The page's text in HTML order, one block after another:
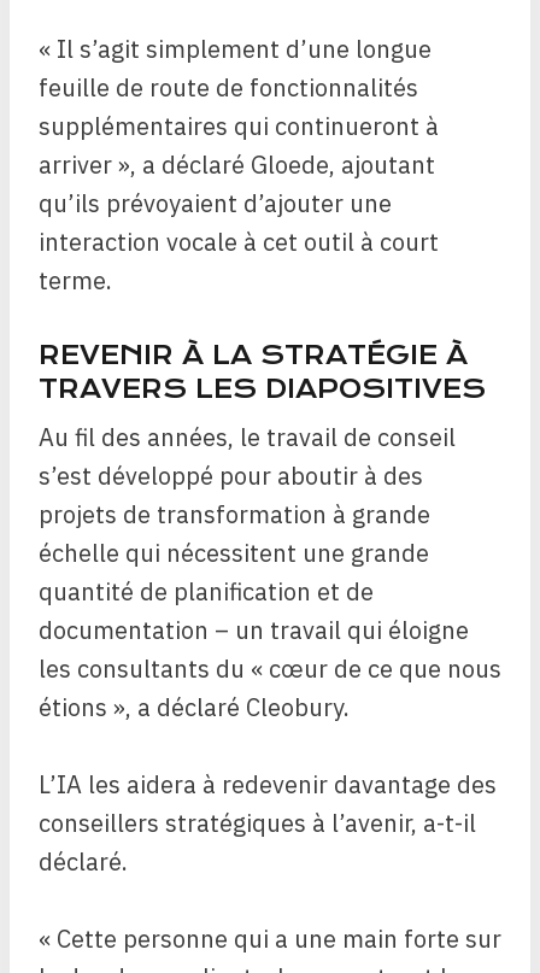
« Il s’agit simplement d’une longue
feuille de route de fonctionnalités
supplémentaires qui continueront à
arriver », a déclaré Gloede, ajoutant
qu’ils prévoyaient d’ajouter une
interaction vocale à cet outil à court
terme.
REVENIR À LA STRATÉGIE À
TRAVERS LES DIAPOSITIVES
Au fil des années, le travail de conseil
s’est développé pour aboutir à des
projets de transformation à grande
échelle qui nécessitent une grande
quantité de planification et de
documentation – un travail qui éloigne
les consultants du « cœur de ce que nous
étions », a déclaré Cleobury.
L’IA les aidera à redevenir davantage des
conseillers stratégiques à l’avenir, a-t-il
déclaré.
« Cette personne qui a une main forte sur